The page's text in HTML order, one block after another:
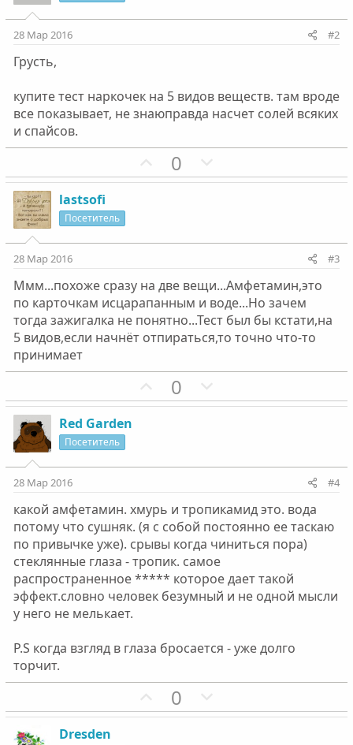
28 Мар 2016 #2
Грусть,
купите тест наркочек на 5 видов веществ. там вроде
все показывает, не знаюправда насчет солей всяких
и спайсов.
П
о
т
н
ы
й
г
о
о
0
е
т
н
ы
й
г
о
о
lastsofi
Посетитель
28 Мар 2016 #3
Ммм...похоже сразу на две вещи...Амфетамин,это
по карточкам исцарапанным и воде...Но зачем
тогда зажигалка не понятно...Тест был бы кстати,на
5 видов,если начнёт отпираться,то точно что-то
принимает
П
о
т
н
ы
й
г
о
с
0
е
т
н
ы
й
г
о
с
Red Garden
Посетитель
28 Мар 2016 #4
какой амфетамин. хмурь и тропикамид это. вода
потому что сушняк. (я с собой постоянно ее таскаю
по привычке уже). срывы когда чиниться пора)
стеклянные глаза - тропик. самое
распространенное ***** которое дает такой
эффект.словно человек безумный и не одной мысли
у него не мелькает.
P.S когда взгляд в глаза бросается - уже долго
торчит.
П
о
0
е
Dresden